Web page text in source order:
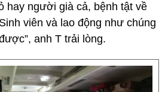
hay người già cả, bệnh tật về
viên và lao động như chúng
anh T trải lòng.